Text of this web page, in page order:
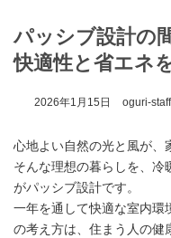
パッシブ設計の
快適性と省エネ
2026年1月15日 oguri-staff
心地よい自然の光と風が、
そんな理想の暮らしを、冷
がパッシブ設計です。
一年を通して快適な室内環
の考え方は、住まう人の健